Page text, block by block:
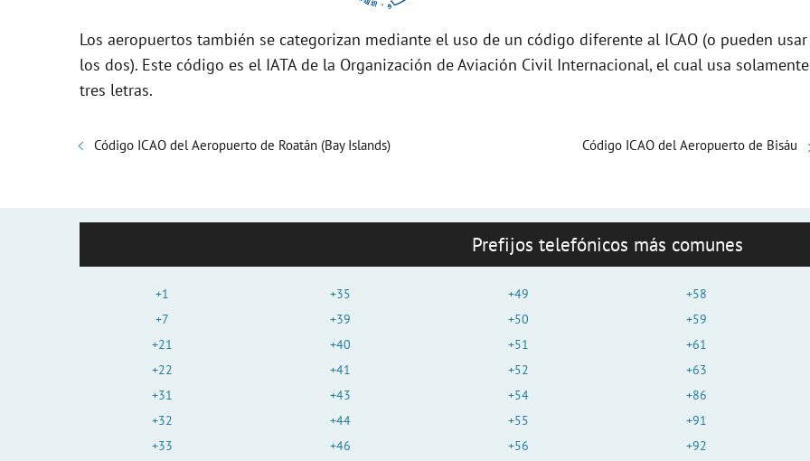
e
Los aeropuertos también se categorizan mediante el uso de un código diferente al ICAO (o pueden usar
los dos). Este código es el IATA de la Organización de Aviación Civil Internacional, el cual usa solamente
tres letras.
Código ICAO del Aeropuerto de Roatán (Bay Islands) Código ICAO del Aeropuerto de Bisáu
Prefijos telefónicos más comunes
+1
+7
+21
+22
+31
+32
+33
+35
+39
+40
+41
+43
+44
+46
+49
+50
+51
+52
+54
+55
+56
+58
+59
+61
+63
+86
+91
+92